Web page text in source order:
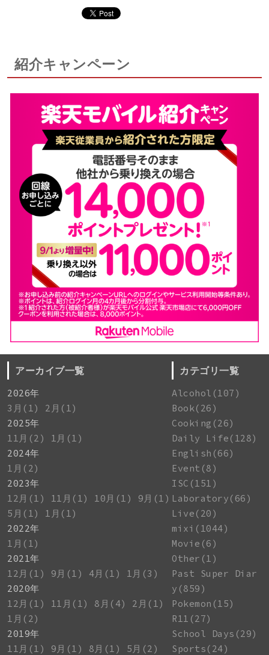
紹介キャンペーン
アーカイブ一覧
2026年
3月(1)
2月(1)
2025年
11月(2)
1月(1)
2024年
1月(2)
2023年
12月(1)
11月(1) 10月(1)
9月(1)
5月(1)
1月(1)
2022年
1月(1)
2021年
12月(1)
9月(1) 4月(1)
1月(3)
2020年
12月(1)
11月(1) 8月(4)
2月(1)
1月(2)
2019年
11月(1)
9月(1) 8月(1)
5月(2)
カテゴリ一覧
Alcohol(107)
Book(26)
Cooking(26)
Daily Life(128)
English(66)
Event(8)
ISC(151)
Laboratory(66)
Live(20)
mixi(1044)
Movie(6)
Other(1)
Past Super Diar
y(859)
Pokemon(15)
R11(27)
School Days(29)
Sports(24)